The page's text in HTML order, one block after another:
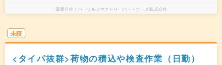
派遣会社 パーソルファクトリーパートナーズ株式会社
未読
<タイパ抜群>荷物の積込や検査作業（日勤）